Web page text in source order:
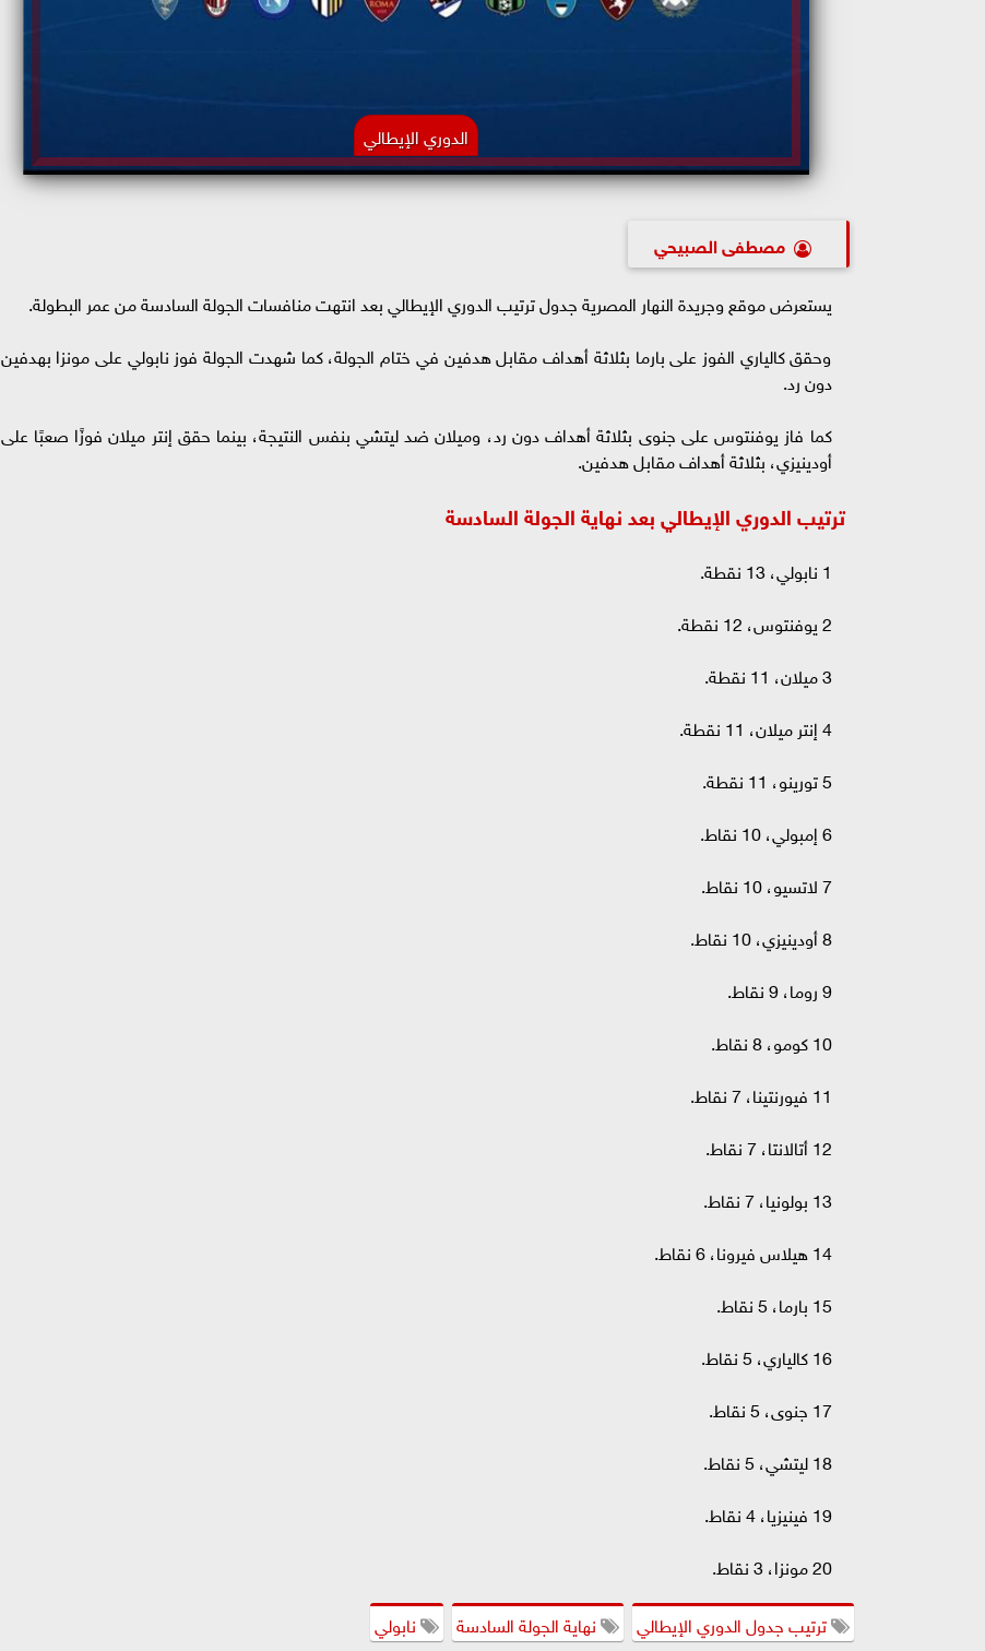
الدوري الإيطالي
مصطفى الصبيحي
يستعرض موقع وجريدة النهار المصرية جدول ترتيب الدوري الإيطالي بعد انتهت منافسات الجولة السادسة من عمر البطولة.
وحقق كالياري الفوز على بارما بثلاثة أهداف مقابل هدفين في ختام الجولة، كما شهدت الجولة فوز نابولي على مونزا بهدفين
دون رد.
كما فاز يوفنتوس على جنوى بثلاثة أهداف دون رد، وميلان ضد ليتشي بنفس النتيجة، بينما حقق إنتر ميلان فوزًا صعبًا على
أودينيزي، بثلاثة أهداف مقابل هدفين.
ترتيب الدوري الإيطالي بعد نهاية الجولة السادسة
1 نابولي، 13 نقطة.
2 يوفنتوس، 12 نقطة.
3 ميلان، 11 نقطة.
4 إنتر ميلان، 11 نقطة.
5 تورينو، 11 نقطة.
6 إمبولي، 10 نقاط.
7 لاتسيو، 10 نقاط.
8 أودينيزي، 10 نقاط.
9 روما، 9 نقاط.
10 كومو، 8 نقاط.
11 فيورنتينا، 7 نقاط.
12 أتالانتا، 7 نقاط.
13 بولونيا، 7 نقاط.
14 هيلاس فيرونا، 6 نقاط.
15 بارما، 5 نقاط.
16 كالياري، 5 نقاط.
17 جنوى، 5 نقاط.
18 ليتشي، 5 نقاط.
19 فينيزيا، 4 نقاط.
20 مونزا، 3 نقاط.
ترتيب جدول الدوري الإيطالي
نهاية الجولة السادسة نابولي